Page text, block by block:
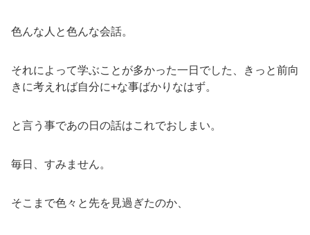
色んな人と色んな会話。
それによって学ぶことが多かった一日でした、きっと前向
きに考えれば自分に+な事ばかりなはず。
と言う事であの日の話はこれでおしまい。
毎日、すみません。
そこまで色々と先を見過ぎたのか、